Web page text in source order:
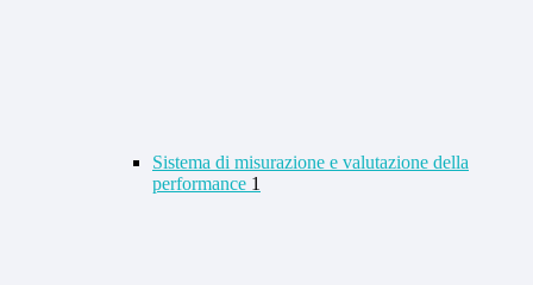
Sistema di misurazione e valutazione della
performance 1